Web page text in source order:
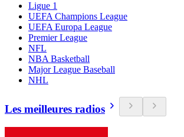
Ligue 1
UEFA Champions League
UEFA Europa League
Premier League
NFL
NBA Basketball
Major League Baseball
NHL
Les meilleures radios